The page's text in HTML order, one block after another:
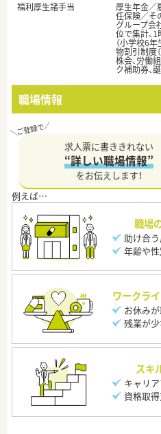
福利厚生諸手当
厚生年金／
任保険／そ
グループ会
位で集計、
（小学校6
物割引制度
株会、労働
ク補助券、
職場情報
求人票に書ききれない
“詳しい職場情報”
をお伝えします！
職場
助け合
年齢や
ワークラ
お休み
残業が
スキ
キャリ
資格取